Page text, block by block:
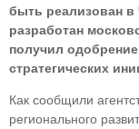
быть реализован в
разработан
получил одобрение
стратегических
Как сообщили
регионального